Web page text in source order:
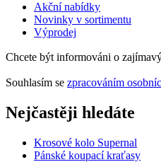
Akční nabídky
Novinky v sortimentu
Výprodej
Chcete být informováni o
Souhlasím se zpracováním
Nejčastěji hledáte
Krosové kolo Supernal
Pánské koupací kraťasy